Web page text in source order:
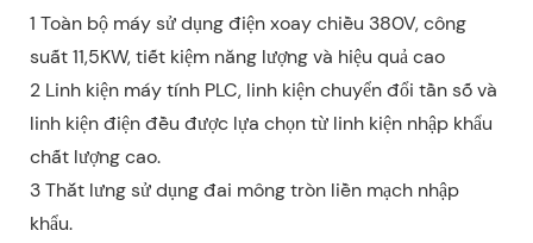
1 Toàn bộ máy sử dụng điện xoay chiều 380V, công
suất 11,5KW, tiết kiệm năng lượng và hiệu quả cao
2 Linh kiện máy tính PLC, linh kiện chuyển đổi tần số và
linh kiện điện đều được lựa chọn từ linh kiện nhập khẩu
chất lượng cao.
3 Thắt lưng sử dụng đai mông tròn liền mạch nhập
khẩu.